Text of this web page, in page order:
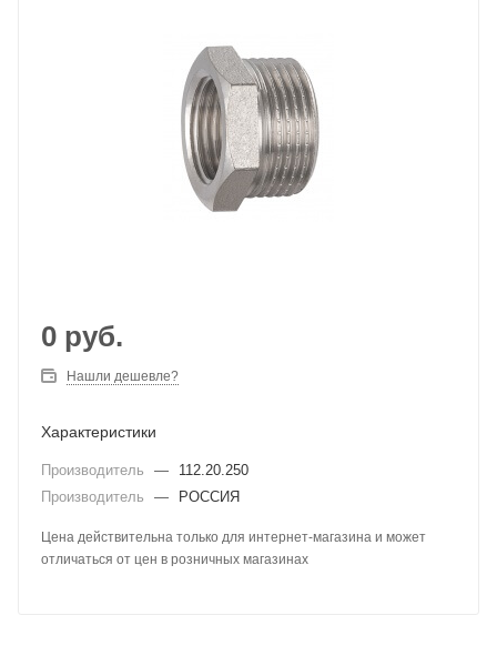
0 руб.
Нашли дешевле?
Характеристики
Производитель —
112.20.250
Производитель
— РОССИЯ
Цена действительна только для интернет-магазина и может
отличаться от цен в розничных магазинах